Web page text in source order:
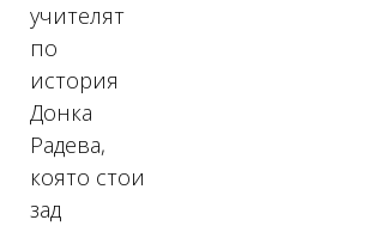
учителят
по
история
Донка
Радева,
която стои
зад